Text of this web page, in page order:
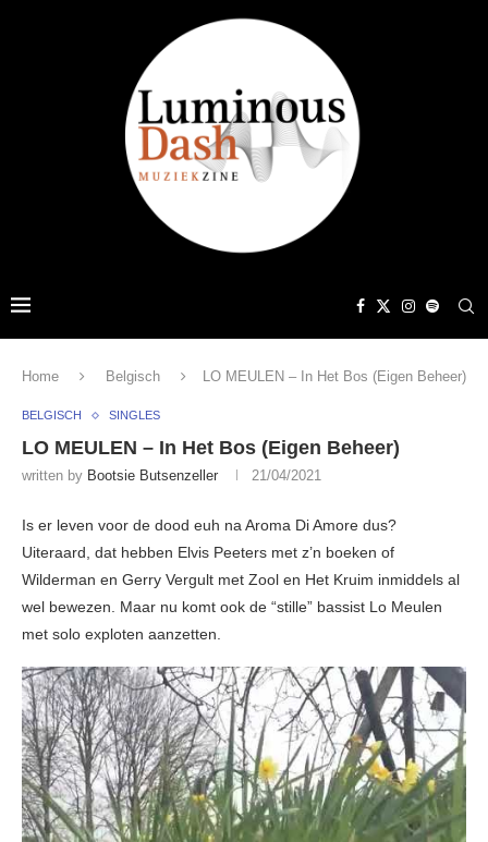
Home Belgisch LO MEULEN – In Het Bos (Eigen Beheer)
BELGISCH SINGLES
LO MEULEN – In Het Bos (Eigen Beheer)
written by Bootsie Butsenzeller 21/04/2021
Is er leven voor de dood euh na Aroma Di Amore dus?
Uiteraard, dat hebben Elvis Peeters met z’n boeken of
Wilderman en Gerry Vergult met Zool en Het Kruim inmiddels al
wel bewezen. Maar nu komt ook de “stille” bassist Lo Meulen
met solo exploten aanzetten.